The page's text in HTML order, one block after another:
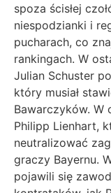
spoza ścisłej
niespodzianki i
pucharach, co
rankingach. W
Julian Schuster
który musiał
Bawarczyków. W
Philipp Lienhart,
neutralizować
graczy Bayernu.
pojawili się